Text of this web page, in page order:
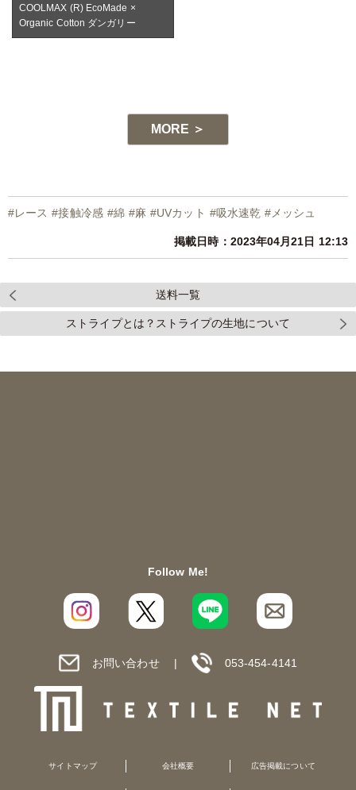
COOLMAX (R) EcoMade ×
Organic Cotton ダンガリー
MORE ＞
#レース #接触冷感 #綿 #麻 #UVカット #吸水速乾 #メッシュ
掲載日時：2023年04月21日 12:13
送料一覧
ストライプとは？ストライプの生地について
Follow Me!
お問い合わせ 053-454-4141
サイトマップ 会社概要 広告掲載について